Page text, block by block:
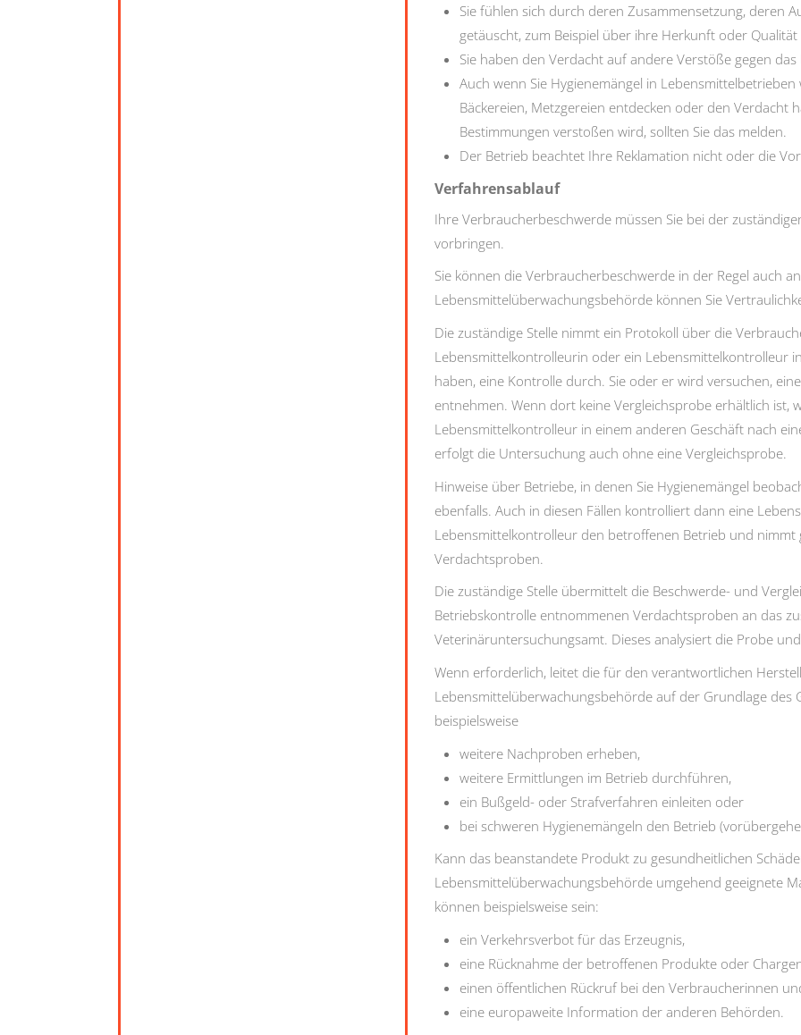
Sie fühlen sich durch deren Zusammensetzung, deren
getäuscht, zum Beispiel über ihre Herkunft oder Qualität
Sie haben den Verdacht auf andere Verstöße gegen das
Auch wenn Sie Hygienemängel in Lebensmittelbetrieben
Bäckereien, Metzgereien entdecken oder den Verdacht
Bestimmungen verstoßen wird, sollten Sie das melden.
Der Betrieb beachtet Ihre Reklamation nicht oder die
Verfahrensablauf
Ihre Verbraucherbeschwerde müssen Sie bei der
vorbringen.
Sie können die Verbraucherbeschwerde in der Regel auch
Lebensmittelüberwachungsbehörde können Sie
Die zuständige Stelle nimmt ein Protokoll über die
Lebensmittelkontrolleurin oder ein Lebensmittelkontrolleur
haben, eine Kontrolle durch. Sie oder er wird versuchen,
entnehmen. Wenn dort keine Vergleichsprobe erhältlich ist,
Lebensmittelkontrolleur in einem anderen Geschäft nach
erfolgt die Untersuchung auch ohne eine Vergleichsprobe.
Hinweise über Betriebe, in denen Sie Hygienemängel
ebenfalls. Auch in diesen Fällen kontrolliert dann eine
Lebensmittelkontrolleur den betroffenen Betrieb und nimmt
Verdachtsproben.
Die zuständige Stelle übermittelt die Beschwerde- und
Betriebskontrolle entnommenen Verdachtsproben an das
Veterinäruntersuchungsamt. Dieses analysiert die Probe
Wenn erforderlich, leitet die für den verantwortlichen
Lebensmittelüberwachungsbehörde auf der Grundlage des
beispielsweise
weitere Nachproben erheben,
weitere Ermittlungen im Betrieb durchführen,
ein Bußgeld- oder Strafverfahren einleiten oder
bei schweren Hygienemängeln den Betrieb
Kann das beanstandete Produkt zu gesundheitlichen
Lebensmittelüberwachungsbehörde umgehend geeignete
können beispielsweise sein:
ein Verkehrsverbot für das Erzeugnis,
eine Rücknahme der betroffenen Produkte oder
einen öffentlichen Rückruf bei den Verbraucherinnen
eine europaweite Information der anderen Behörden.